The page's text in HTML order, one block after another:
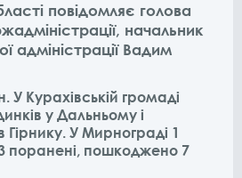
повідомляє голова
начальник
адміністрації Вадим
Курахівській громаді
у Дальньому і
Гірнику. У Мирнограді 1
поранені, пошкоджено 7